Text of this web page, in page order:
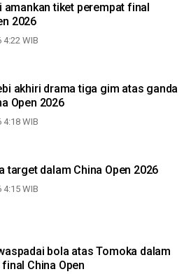
amankan tiket perempat final
2026
4:22 WIB
akhiri drama tiga gim atas ganda
Open 2026
4:18 WIB
target dalam China Open 2026
4:15 WIB
bola atas Tomoka dalam
China Open